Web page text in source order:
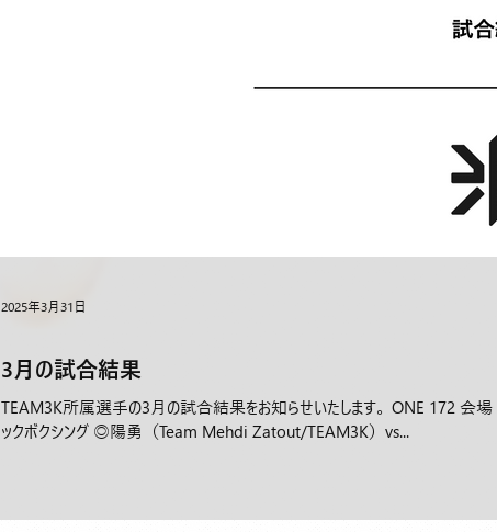
3月の試合結果
TEAM3K所属選手の3月の試合結果をお知らせいたします。 ONE 172 会
ックボクシング ◎陽勇（Team Mehdi Zatout/TEAM3K）vs...
2025年3月31日